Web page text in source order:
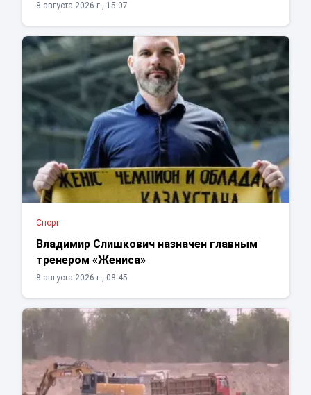
8 августа 2026 г., 15:07
Спорт
Владимир Слишкович назначен главным
тренером «Жениса»
8 августа 2026 г., 08:45